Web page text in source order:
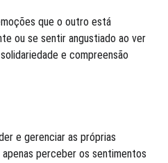
que o outro está
ou se sentir angustiado ao ver
e compreensão
e gerenciar as próprias
perceber os sentimentos